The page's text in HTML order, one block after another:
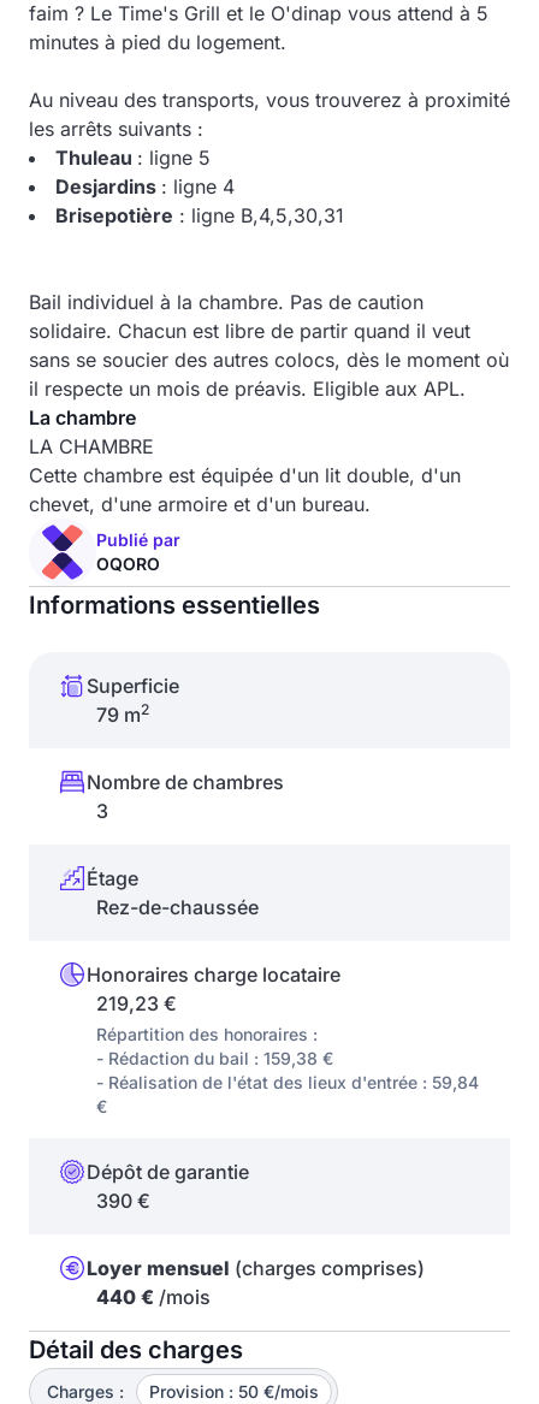
faim ? Le Time's Grill et le O'dinap vous attend à 5
minutes à pied du logement.
Au niveau des transports, vous trouverez à proximité
les arrêts suivants :
Thuleau : ligne 5
Desjardins : ligne 4
Brisepotière : ligne B,4,5,30,31
Bail individuel à la chambre. Pas de caution
solidaire. Chacun est libre de partir quand il veut
sans se soucier des autres colocs, dès le moment où
il respecte un mois de préavis. Eligible aux APL.
La chambre
LA CHAMBRE
Cette chambre est équipée d'un lit double, d'un
chevet, d'une armoire et d'un bureau.
Publié par
OQORO
Informations essentielles
Superficie
79 m2
Nombre de chambres
3
Étage
Rez-de-chaussée
Honoraires charge locataire
219,23 €
Répartition des honoraires :
- Rédaction du bail : 159,38 €
- Réalisation de l'état des lieux d'entrée : 59,84
€
Dépôt de garantie
390 €
Loyer mensuel (charges comprises)
440 € /mois
Détail des charges
Charges : Provision : 50 €/mois